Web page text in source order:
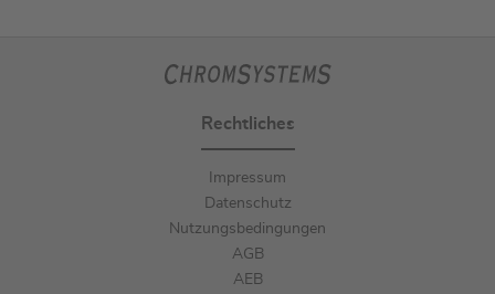
Rechtliches
Impressum
Datenschutz
Nutzungsbedingungen
AGB
AEB